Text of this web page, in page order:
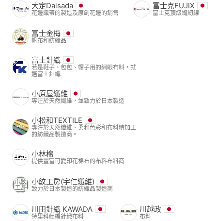
大定Daisada
花邊織帶的製造及原創花邊的銷售
富士克FUJIX
富士克頂級縫紉線
富士金梅
帆布和紡織品
富士針織
若是鞋子、包包、帽子用的網眼布料，就
選富士針織
小原屋纖維
專注於天然纖維，並致力於日本製造
小松和TEXTILE
專注於天然纖維、柔和色彩和布料精加工
的紡織品製造商。
小林棉
提供豐富可愛印花棉布的布料布料商
小紋工房(宇仁纖維)
致力於日本製造的紡織品製造商
川田針織 KAWADA
特里科經編針織布料
川越政
布料